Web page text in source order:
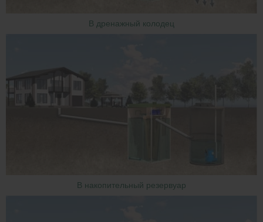
В дренажный колодец
В накопительный резервуар